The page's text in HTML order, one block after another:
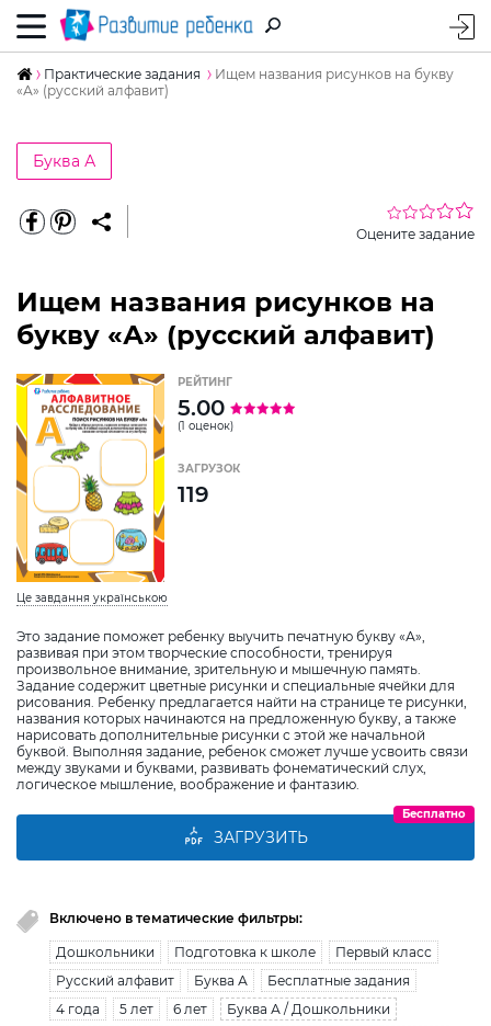
Практические задания
Ищем названия рисунков на букву
«А» (русский алфавит)
Буква А
Оцените задание
Ищем названия рисунков на
букву «А» (русский алфавит)
Це завдання українською
Это задание поможет ребенку выучить печатную букву «А»,
развивая при этом творческие способности, тренируя
произвольное внимание, зрительную и мышечную память.
Задание содержит цветные рисунки и специальные ячейки для
рисования. Ребенку предлагается найти на странице те рисунки,
названия которых начинаются на предложенную букву, а также
нарисовать дополнительные рисунки с этой же начальной
буквой. Выполняя задание, ребенок сможет лучше усвоить связи
между звуками и буквами, развивать фонематический слух,
логическое мышление, воображение и фантазию.
РЕЙТИНГ
5.00
(1 оценок)
ЗАГРУЗОК
119
ЗАГРУЗИТЬ
Бесплатно
Включено в тематические фильтры:
Дошкольники Подготовка к школе
Первый класс
Русский алфавит
Буква А
Бесплатные задания
4 года
5 лет 6 лет
Буква А / Дошкольники